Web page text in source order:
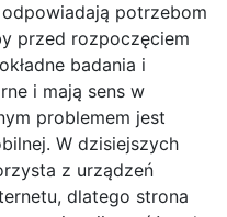
potrzebom
przed rozpoczęciem
badania i
i mają sens w
problemem jest
W dzisiejszych
z urządzeń
dlatego strona